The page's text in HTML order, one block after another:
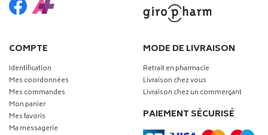
COMPTE
Identification
Mes coordonnées
Mes commandes
Mon panier
Mes favoris
Ma messagerie
MODE DE LIVRAISON
Retrait en pharmacie
Livraison chez vous
Livraison chez un commerçant
PAIEMENT SÉCURISÉ